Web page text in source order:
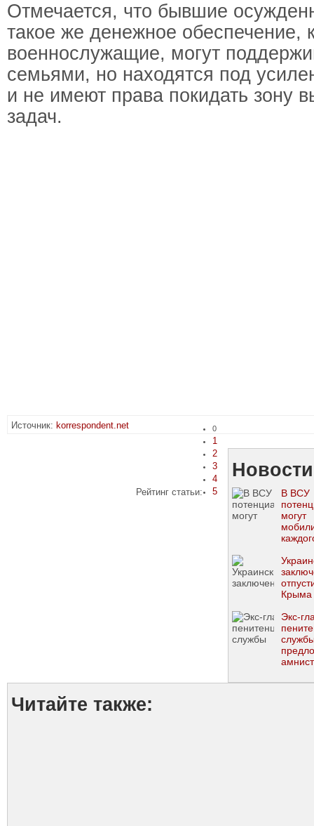
Отмечается, что бывшие
такое же денежное обеспечение,
военнослужащие, могут
семьями, но находятся под
и не имеют права покидать зону
задач.
Источник: korrespondent.net
Рейтинг статьи:
0
1
2
3
4
5
В ВСУ
могут
Крыма
Экс-
Читайте также: